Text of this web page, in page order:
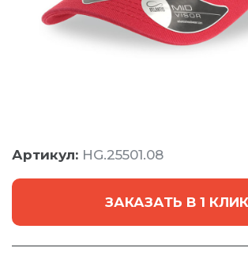
Артикул: HG.25501.08
ЗАКАЗАТЬ В 1 КЛИК